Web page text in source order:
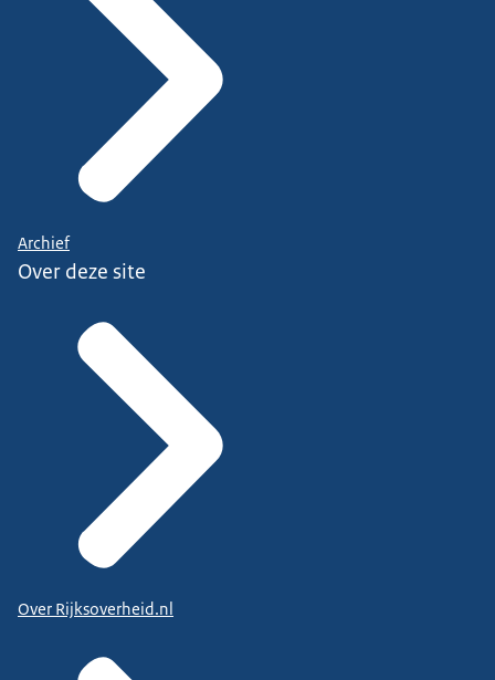
Archief
Over deze site
Over Rijksoverheid.nl